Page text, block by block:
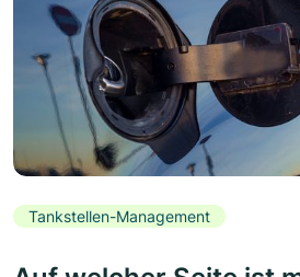
Tankstellen-Management